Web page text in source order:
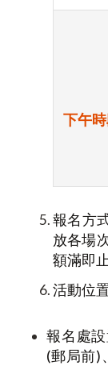
下午
報名方
放各場
額滿即止
活動位
報名處
(郵局前)